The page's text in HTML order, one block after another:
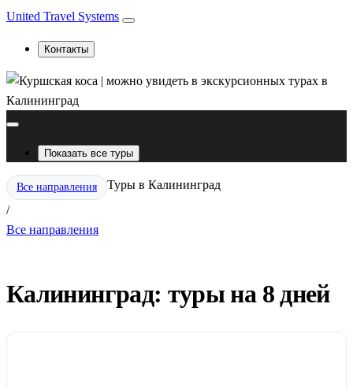
United Travel Systems
Контакты
Показать все туры
Все направления
/
Туры в Калининград
Все направления
Калининград: туры на 8 дней